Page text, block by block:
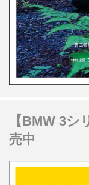
【BMW 3
売中